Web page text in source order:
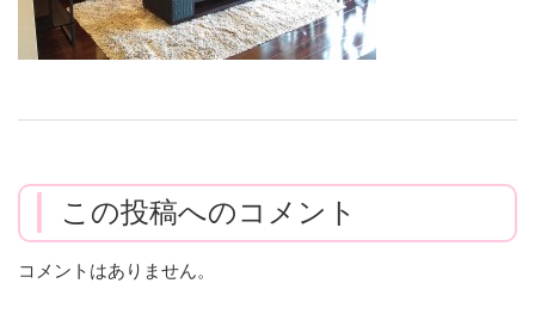
この投稿へのコメント
コメントはありません。